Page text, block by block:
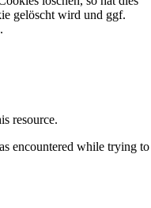
gelöscht wird und ggf.